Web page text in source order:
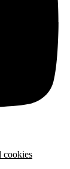
cookies